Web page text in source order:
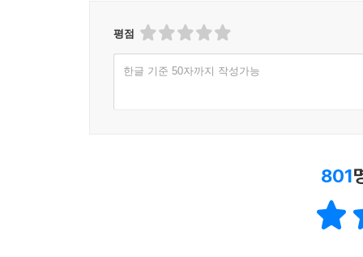
평점
한글 기준 50자까지 작성가능
801